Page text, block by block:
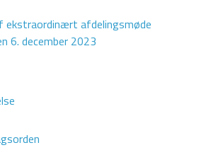
ekstraordinært afdelingsmøde
6. december 2023